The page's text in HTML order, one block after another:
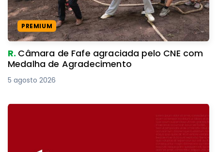
PREMIUM
R. Câmara de Fafe agraciada pelo CNE com
Medalha de Agradecimento
5 agosto 2026